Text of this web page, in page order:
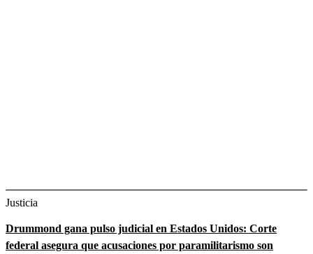
Justicia
Drummond gana pulso judicial en Estados Unidos: Corte
federal asegura que acusaciones por paramilitarismo son